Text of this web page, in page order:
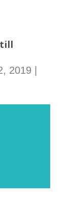
2019